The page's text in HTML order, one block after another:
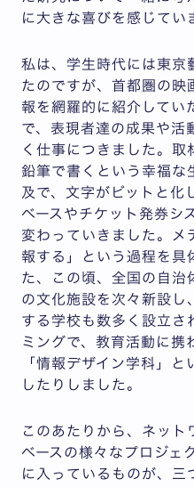
に大きな喜びを感じてい
私は、学生時代には東京
たのですが、首都圏の映
報を網羅的に紹介してい
で、表現者達の成果や活
く仕事につきました。取
鉛筆で書くという幸福な
及で、文字がビットと化
ベースやチケット発券シ
変わっていきました。メ
報する」という過程を具
た、この頃、全国の自治
の文化施設を次々新設し
する学校も数多く設立さ
ミングで、教育活動に携
「情報デザイン学科」
したりしました。
このあたりから、ネット
ベースの様々なプロジェ
に入っているものが、三